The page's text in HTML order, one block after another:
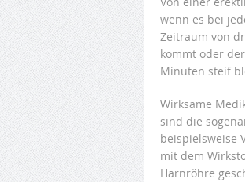
wenn es bei
Zeitraum von
kommt oder
Minuten steif
Wirksame
sind die
beispielsweise
mit dem
Harnröhre